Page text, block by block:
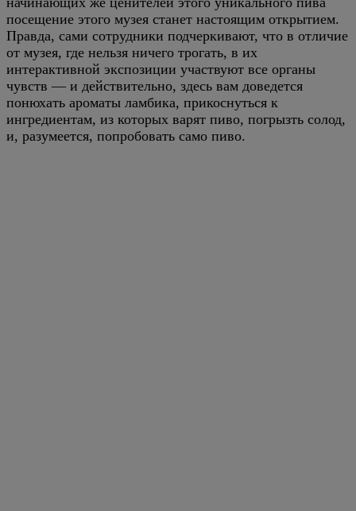
посещение этого музея станет настоящим открытием.
Правда, сами сотрудники подчеркивают, что в отличие
от музея, где нельзя ничего трогать, в их
интерактивной экспозиции участвуют все органы
чувств — и действительно, здесь вам доведется
понюхать ароматы ламбика, прикоснуться к
ингредиентам, из которых варят пиво, погрызть солод,
и, разумеется, попробовать само пиво.